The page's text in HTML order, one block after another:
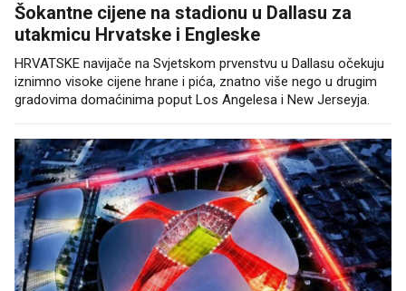
Šokantne cijene na stadionu u Dallasu za
utakmicu Hrvatske i Engleske
HRVATSKE navijače na Svjetskom prvenstvu u Dallasu očekuju
iznimno visoke cijene hrane i pića, znatno više nego u drugim
gradovima domaćinima poput Los Angelesa i New Jerseyja.